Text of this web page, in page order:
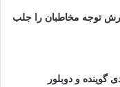
توجه مخاطبان را جلب
و دوبلور